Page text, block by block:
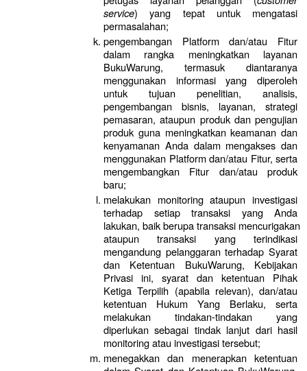
service) yang tepat untuk mengatasi
permasalahan;
pengembangan Platform dan/atau Fitur
dalam rangka meningkatkan layanan
BukuWarung, termasuk diantaranya
menggunakan informasi yang diperoleh
untuk tujuan penelitian, analisis,
pengembangan bisnis, layanan, strategi
pemasaran, ataupun produk dan pengujian
produk guna meningkatkan keamanan dan
kenyamanan Anda dalam mengakses dan
menggunakan Platform dan/atau Fitur, serta
mengembangkan Fitur dan/atau produk
baru;
melakukan monitoring ataupun investigasi
terhadap setiap transaksi yang Anda
lakukan, baik berupa transaksi mencurigakan
ataupun transaksi yang terindikasi
mengandung pelanggaran terhadap Syarat
dan Ketentuan BukuWarung, Kebijakan
Privasi ini, syarat dan ketentuan Pihak
Ketiga Terpilih (apabila relevan), dan/atau
ketentuan Hukum Yang Berlaku, serta
melakukan tindakan-tindakan yang
diperlukan sebagai tindak lanjut dari hasil
monitoring atau investigasi tersebut;
menegakkan dan menerapkan ketentuan